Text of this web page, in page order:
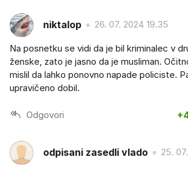
niktalop 26. 07. 2024 19.35
Na posnetku se vidi da je bil kriminalec v
ženske, zato je jasno da je musliman.
mislil da lahko ponovno napade policiste.
upravičeno dobil.
Odgovori
odpisani zasedli vlado 25.